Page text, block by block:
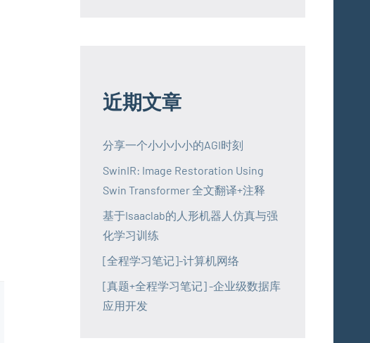
近期文章
分享一个小小小小的AGI时刻
SwinIR: Image Restoration Using
Swin Transformer 全文翻译+注释
基于Isaaclab的人形机器人仿真与强
化学习训练
[全程学习笔记]-计算机网络
[真题+全程学习笔记] -企业级数据库
应用开发